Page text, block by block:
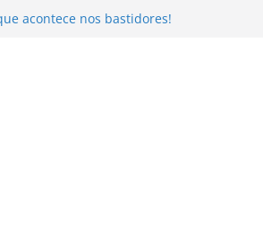
acontece nos bastidores!